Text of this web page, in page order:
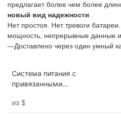
предлагает более чем более
новый вид надежности .
Нет простоя. Нет тревоги
мощность, непрерывные данные
—Доставлено через один умный
Система питания с
привязанными
напряжения 5 Конфигурации
до 30 кВт
из $